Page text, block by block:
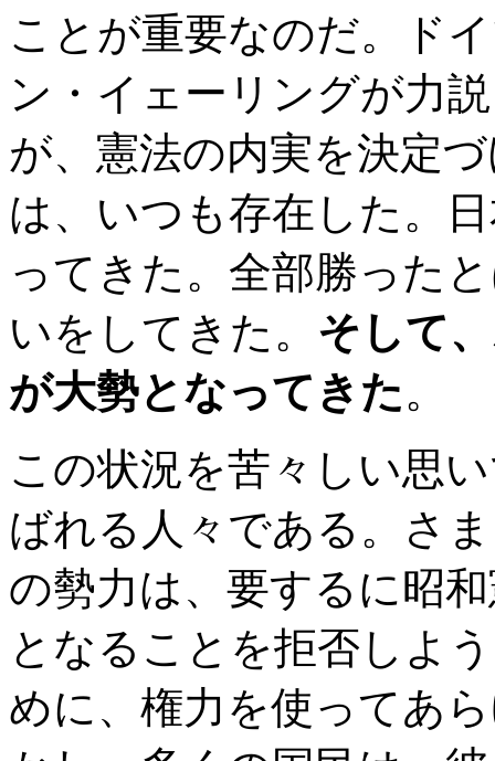
ことが重要なのだ。ド
ン・イェーリングが力
が、憲法の内実を決定
は、いつも存在した。
ってきた。全部勝った
いをしてきた。 そして
が大勢となってきた。
この状況を苦々しい思
ばれる人々である。さ
の勢力は、要するに昭
となることを拒否しよ
めに、権力を使ってあ